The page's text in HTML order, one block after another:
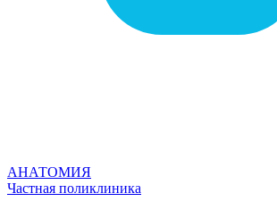
АНАТОМИЯ
Частная поликлиника